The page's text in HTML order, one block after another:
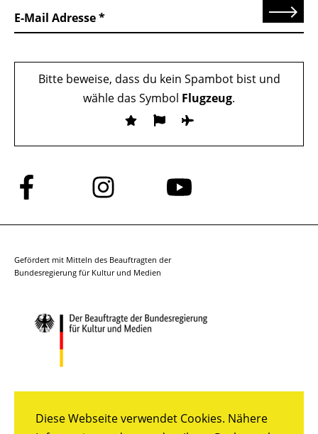
Diese Webseite verwendet Cookies. Nähere
E-Mail Adresse Senden
Bitte beweise, dass du kein Spambot bist und
wähle das Symbol Flugzeug.
Folge
uns
auf
Folge
uns
auf
Folge
auf
Gefördert mit Mitteln des Beauftragten der
Bundesregierung für Kultur und Medien